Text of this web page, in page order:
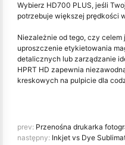
Wybierz HD700 PLUS, jeśli
potrzebuje większej prędkości
Niezależnie od tego, czy
uproszczenie etykietowania
detalicznych lub zarządzanie
HPRT HD zapewnia
kreskowych na pulpicie dla
prev: Przenośna drukarka fotograficzna Hanin
następny: Inkjet vs Dye Sublimation